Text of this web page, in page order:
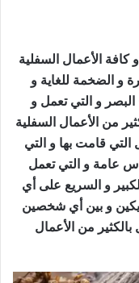
الأعمال السفلية
و الضخمة للغاية و
و التي تعمل و
من الأعمال السفلية
التي قامت بها و التي
عامة و التي تعمل
و السريع على أي
و بين أي شخصين
من الأعمال